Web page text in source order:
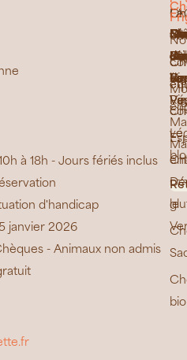
à 18h - Jours fériés inclus
d'handicap
janvier 2026
- Animaux non admis
bio
La
Le
le
de
de
La
de
de
de
la
Le
La
/
de